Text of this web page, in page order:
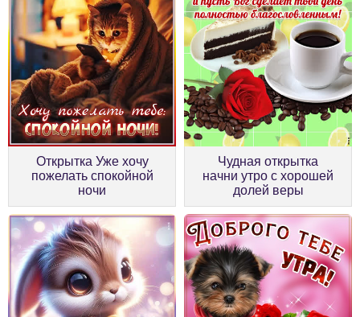
Открытка Уже хочу
пожелать спокойной
ночи
Чудная открытка
начни утро с хорошей
долей веры